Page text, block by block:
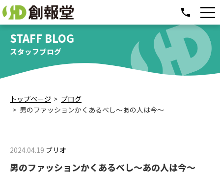
phone
STAFF BLOG
スタッフブログ
トップページ
ブログ
男のファッションかくあるべし～あの人は今～
2024.04.19 ブリオ
男のファッションかくあるべし～あの人は今～